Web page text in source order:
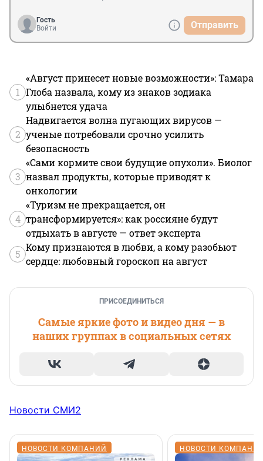
Гость
Войти
Отправить
1
«Август принесет новые возможности»: Тамара
Глоба назвала, кому из знаков зодиака
улыбнется удача
2
Надвигается волна пугающих вирусов —
ученые потребовали срочно усилить
безопасность
3
«Сами кормите свои будущие опухоли». Биолог
назвал продукты, которые приводят к
онкологии
4
«Туризм не прекращается, он
трансформируется»: как россияне будут
отдыхать в августе — ответ эксперта
5
Кому признаются в любви, а кому разобьют
сердце: любовный гороскоп на август
ПРИСОЕДИНИТЬСЯ
Самые яркие фото и видео дня — в
наших группах в социальных сетях
Новости СМИ2
НОВОСТИ КОМПАНИЙ НОВОСТИ